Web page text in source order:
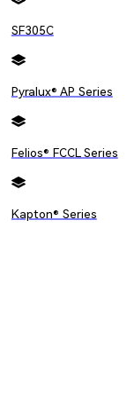
SF305C
Pyralux® AP Series
Felios® FCCL Series
Kapton® Series
等方法来
时不会对
选择。此